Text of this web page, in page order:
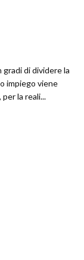
di dividere la
impiego viene
la reali...